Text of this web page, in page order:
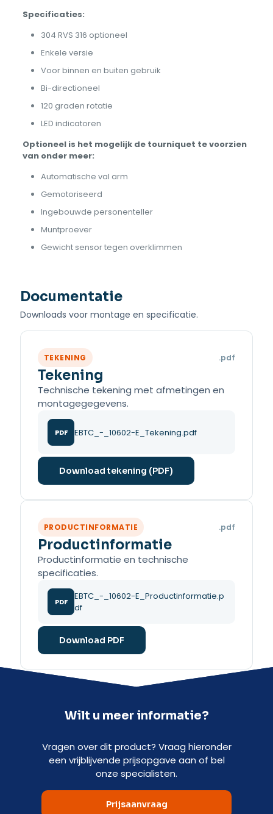
Specificaties:
304 RVS 316 optioneel
Enkele versie
Voor binnen en buiten gebruik
Bi-directioneel
120 graden rotatie
LED indicatoren
Optioneel is het mogelijk de tourniquet te voorzien
van onder meer:
Automatische val arm
Gemotoriseerd
Ingebouwde personenteller
Muntproever
Gewicht sensor tegen overklimmen
Documentatie
Downloads voor montage en specificatie.
TEKENING .pdf
Tekening
Technische tekening met afmetingen en
montagegegevens.
PDF EBTC_-_10602-E_Tekening.pdf
Download tekening (PDF)
PRODUCTINFORMATIE .pdf
Productinformatie
Productinformatie en technische
specificaties.
PDF
EBTC_-_10602-E_Productinformatie.p
df
Download PDF
Wilt u meer informatie?
Vragen over dit product? Vraag hieronder
een vrijblijvende prijsopgave aan of bel
onze specialisten.
Prijsaanvraag